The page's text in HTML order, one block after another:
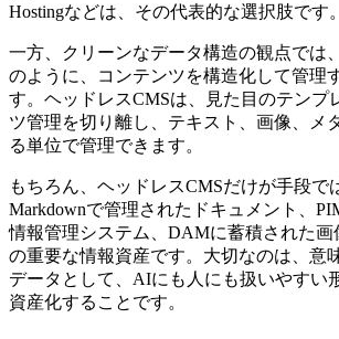
Hostingなどは、その代表的な選択肢です。
一方、クリーンなデータ構造の観点では
のように、コンテンツを構造化して管理
す。ヘッドレスCMSは、見た目のテンプ
ツ管理を切り離し、テキスト、画像、メ
る単位で管理できます。
もちろん、ヘッドレスCMSだけが手段で
Markdownで管理されたドキュメント、
情報管理システム、DAMに蓄積された画
の重要な情報資産です。大切なのは、意
データとして、AIにも人にも扱いやすい
資産化することです。